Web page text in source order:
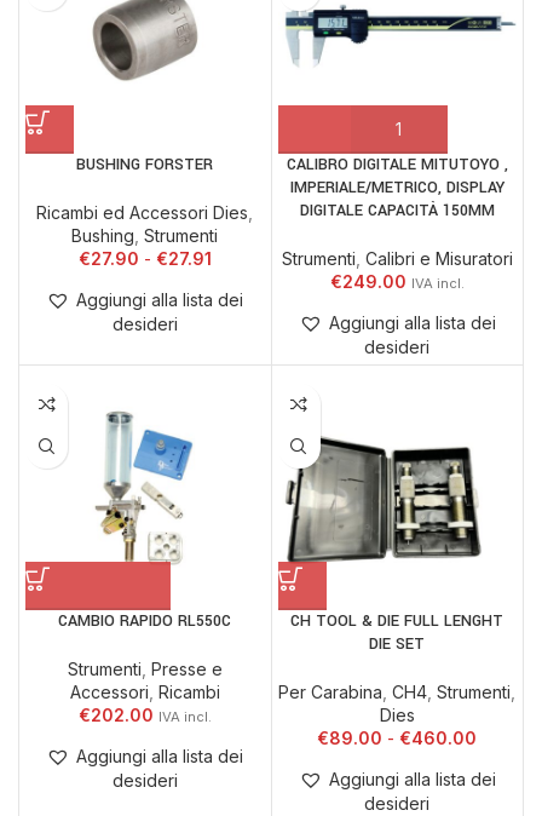
BUSHING FORSTER
Ricambi ed Accessori Dies
Bushing ,Strumenti
€27.90 €27.91
Aggiungi alla lista dei
desideri
CALIBRO DIGITALE MITUTOYO ,
IMPERIALE/METRICO, DISPLAY
DIGITALE CAPACITÀ 150MM
Strumenti Calibri e Misuratori
€249.00
Aggiungi alla lista dei
desideri
CAMBIO RAPIDO RL550C
Strumenti Presse e
Accessori Ricambi
€202.00
Aggiungi alla lista dei
desideri
CH TOOL & DIE FULL LENGHT
DIE SET
Per Carabina ,CH4 ,Strumenti
Dies
€89.00 €460.00
Aggiungi alla lista dei
desideri